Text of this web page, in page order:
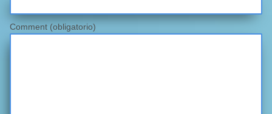
Comment (obligatorio)